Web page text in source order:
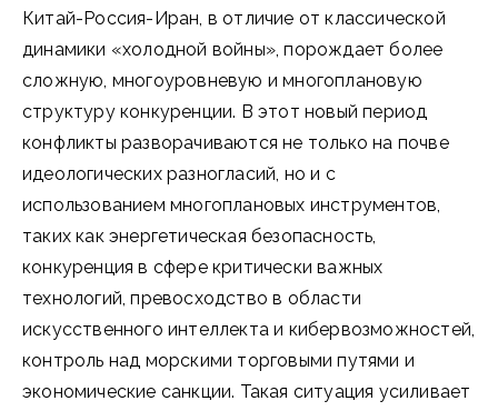
Китай-Россия-Иран, в отличие от классической
динамики «холодной войны», порождает более
сложную, многоуровневую и многоплановую
структуру конкуренции. В этот новый период
конфликты разворачиваются не только на почве
идеологических разногласий, но и с
использованием многоплановых инструментов,
таких как энергетическая безопасность,
конкуренция в сфере критически важных
технологий, превосходство в области
искусственного интеллекта и кибервозможностей,
контроль над морскими торговыми путями и
экономические санкции. Такая ситуация усиливает